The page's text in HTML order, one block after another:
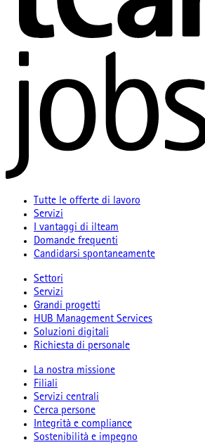
Tutte le offerte di lavoro
Servizi
I vantaggi di ilteam
Domande frequenti
Candidarsi spontaneamente
Settori
Servizi
Grandi progetti
HUB Management Services
Soluzioni digitali
Richiesta di personale
La nostra missione
Filiali
Servizi centrali
Cerca persone
Integrità e compliance
Sostenibilità e impegno